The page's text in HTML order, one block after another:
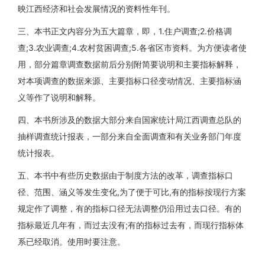
映江西经济和社会发展情况的资料性年刊。
三、本书正文内容分为五大篇章，即，1.住户调查;2.价格调
查;3.农业调查;4.农村贫困调查;5.各省区市资料。为方便读者使
用，部分篇章调查数据前后分别附简要说明和主要指标解释，
对本项调查的数据来源、主要指标口径变动情况、主要指标涵
义等作了说明和解释。
四、本书所涉及的数据大部分来自国家统计局江西调查总队的
抽样调查统计报表，一部分来自全面调查和有关业务部门年度
统计报表。
五、本书中有些历史数据由于制度方法的改革，调查指标口
径、范围、涵义等发生变化,为了便于可比,有的指标按现行方案
规定作了调整，有的指标口径无法调整仍沿用过去口径。有的
指标最近几年有，而过去没有;有的指标过去有，而现行指标体
系已经取消。使用时要注意。